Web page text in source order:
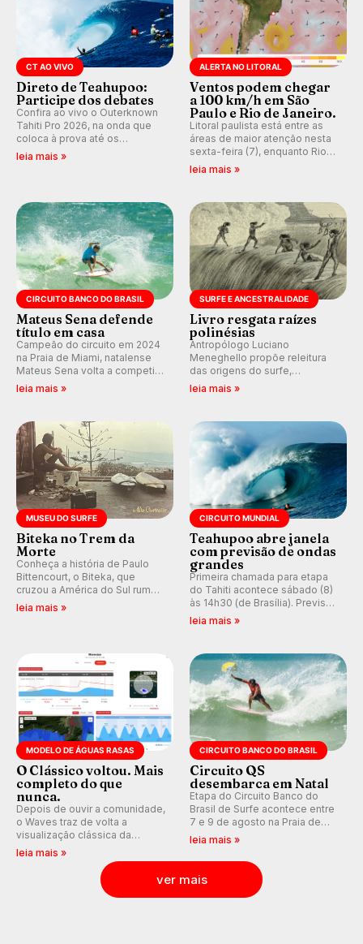
CT AO VIVO
Direto de Teahupoo:
Participe dos debates
Confira ao vivo o Outerknown
Tahiti Pro 2026, na onda que
coloca à prova até os
melhores surfistas do mundo.
E participe dos debates em
leia mais »
ALERTA NO LITORAL
Ventos podem chegar
a 100 km/h em São
Paulo e Rio de Janeiro.
Litoral paulista está entre as
áreas de maior atenção nesta
sexta-feira (7), enquanto Rio
de Janeiro também recebe
alerta para ventos fortes.
km/h em Itanhaém.
leia mais »
CIRCUITO BANCO DO BRASIL
Mateus Sena defende
título em casa
Campeão do circuito em 2024
na Praia de Miami, natalense
Mateus Sena volta a competir
em casa em busca de manter a
hegemonia potiguar em etapa
leia mais »
SURFE E ANCESTRALIDADE
Livro resgata raízes
polinésias
Antropólogo Luciano
Meneghello propõe releitura
das origens do surfe,
resgatando a cultura polinésia
e questionando a visão
prática em esporte e indústria.
leia mais »
MUSEU DO SURFE
Biteka no Trem da
Morte
Conheça a história de Paulo
Bittencourt, o Biteka, que
cruzou a América do Sul rumo
ao Pacífico em uma jornada
que se tornou um marco de
leia mais »
CIRCUITO MUNDIAL
Teahupoo abre janela
com previsão de ondas
grandes
Primeira chamada para etapa
do Tahiti acontece sábado (8)
às 14h30 (de Brasília). Previsão
indica swell consistente.
Medina embarca para evento e
Kelly Slater convidado.
leia mais »
MODELO DE ÁGUAS RASAS
O Clássico voltou. Mais
completo do que
nunca.
Depois de ouvir a comunidade,
o Waves traz de volta a
visualização clássica da
previsão de águas rasas,
agora integrada à nova
plataforma e com previsão das
ondas para até 16 dias.
leia mais »
CIRCUITO BANCO DO BRASIL
Circuito QS
desembarca em Natal
Etapa do Circuito Banco do
Brasil de Surfe acontece entre
7 e 9 de agosto na Praia de
Miami (RN), em disputas
válidas pelo Qualifying Series
(QS) 4.000 e pela corrida por
vagas no Challenger Series.
leia mais »
ver mais